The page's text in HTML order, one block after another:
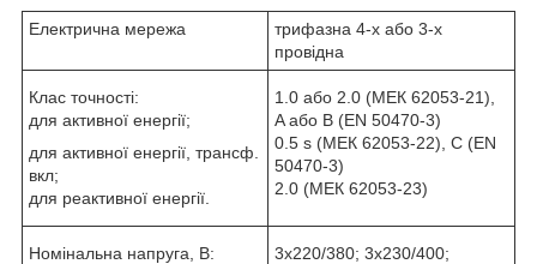
Електрична мережа
трифазна 4-х або 3-х
провідна
Клас точності:
для активної енергії;
для активної енергії, трансф.
вкл;
для реактивної енергії.
1.0 або 2.0 (МЕК 62053-21),
A або B (EN 50470-3)
0.5 s (МЕК 62053-22), C (EN
50470-3)
2.0 (МЕК 62053-23)
Номінальна напруга, В:
3x220/380; 3x230/400;